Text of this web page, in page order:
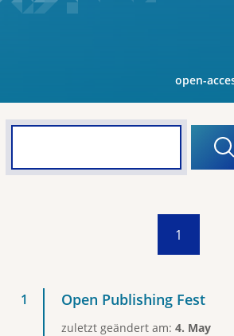
open-
1
Open Publishing Fest
zuletzt geändert am: 4. May